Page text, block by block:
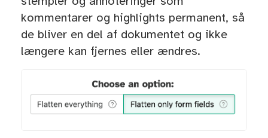
kommentarer og highlights permanent, så
de bliver en del af dokumentet og ikke
længere kan fjernes eller ændres.